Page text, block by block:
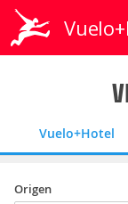
Vuelo+Hotel
Origen